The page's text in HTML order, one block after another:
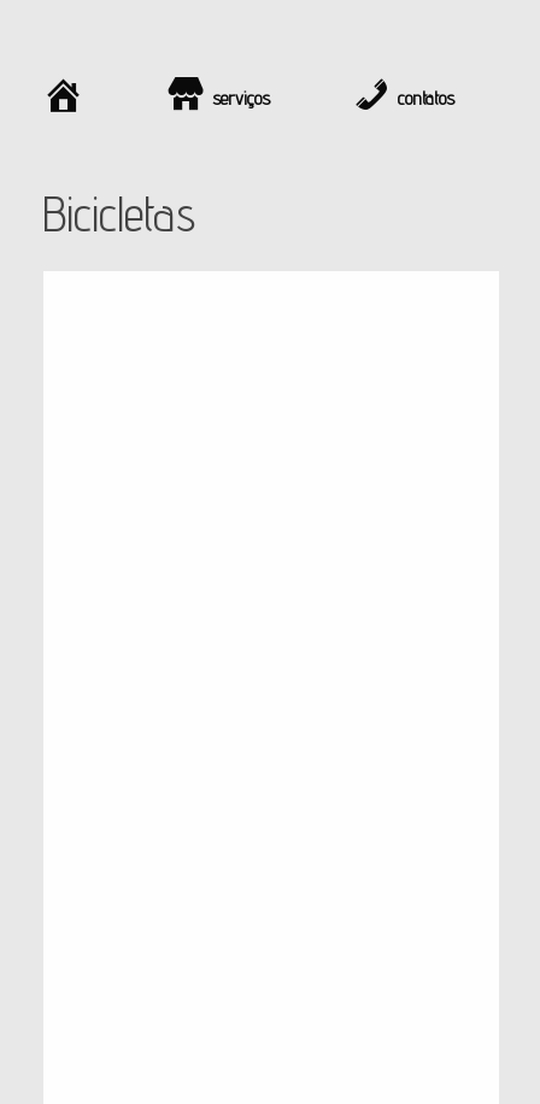
serviços contatos
Bicicletas